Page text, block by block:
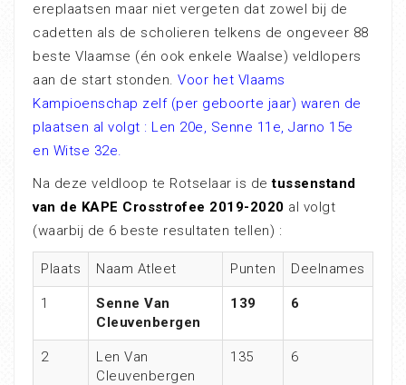
ereplaatsen maar niet vergeten dat zowel bij de
cadetten als de scholieren telkens de ongeveer 88
beste Vlaamse (én ook enkele Waalse) veldlopers
aan de start stonden. Voor het Vlaams
Kampioenschap zelf (per geboorte jaar) waren de
plaatsen al volgt : Len 20e, Senne 11e, Jarno 15e
en Witse 32e.
Na deze veldloop te Rotselaar is detussenstand
van de KAPE Crosstrofee 2019-2020 al volgt
(waarbij de 6 beste resultaten tellen) :
Plaats Naam Atleet Punten Deelnames
1
Senne Van
Cleuvenbergen
139 6
2
Len Van
Cleuvenbergen
135 6